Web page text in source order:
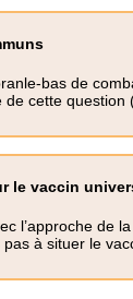
bas de
de cette
le vaccin
l’approche de
pas à situer le